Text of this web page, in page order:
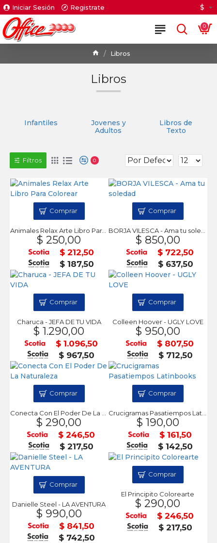
Iniciar Sesión Registrate $
0
Libros
Libros
Infantiles
Jovenes y
Adultos
Libros de
Texto
Filtros 0
Animales Relax Arte Libro Para Colorear
$ 250,00
$ 212,50
$ 187,50
Comprar
$ 850,00
$ 722,50
$ 637,50
Comprar
Charuca - JEFA DE TU VIDA
$ 1.290,00
$ 1.096,50
$ 967,50
Comprar
Colleen Hoover - UGLY LOVE
$ 950,00
$ 807,50
$ 712,50
Comprar
$ 290,00
$ 246,50
$ 217,50
Comprar
$ 190,00
$ 161,50
$ 142,50
Comprar
Danielle Steel - LA AVENTURA
$ 990,00
$ 841,50
$ 742,50
Comprar
El Principito Colorearte
$ 290,00
$ 246,50
$ 217,50
Comprar